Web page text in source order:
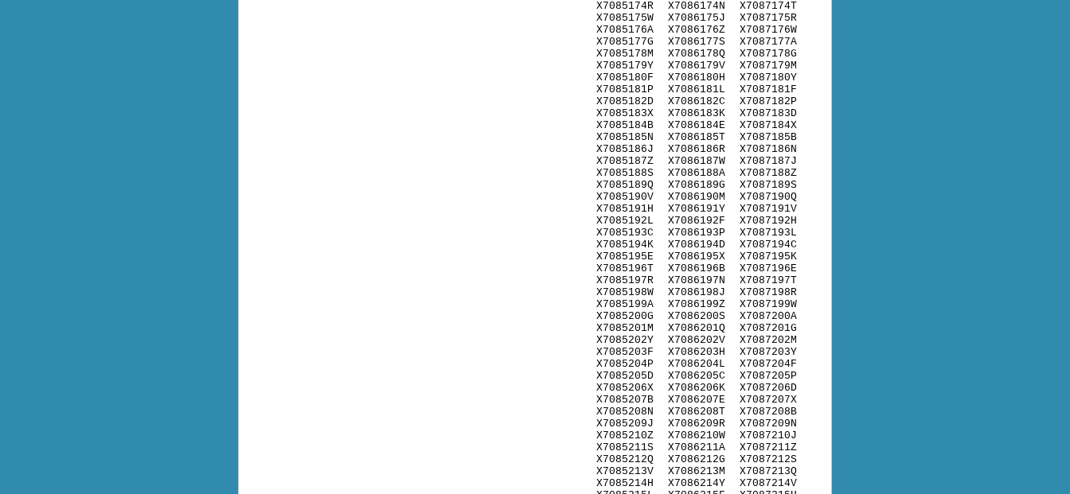
X7085174R
X7085175W
X7085176A
X7085177G
X7085178M
X7085179Y
X7085180F
X7085181P
X7085182D
X7085183X
X7085184B
X7085185N
X7085186J
X7085187Z
X7085188S
X7085189Q
X7085190V
X7085191H
X7085192L
X7085193C
X7085194K
X7085195E
X7085196T
X7085197R
X7085198W
X7085199A
X7085200G
X7085201M
X7085202Y
X7085203F
X7085204P
X7085205D
X7085206X
X7085207B
X7085208N
X7085209J
X7085210Z
X7085211S
X7085212Q
X7085213V
X7085214H
X7086174N
X7086175J
X7086176Z
X7086177S
X7086178Q
X7086179V
X7086180H
X7086181L
X7086182C
X7086183K
X7086184E
X7086185T
X7086186R
X7086187W
X7086188A
X7086189G
X7086190M
X7086191Y
X7086192F
X7086193P
X7086194D
X7086195X
X7086196B
X7086197N
X7086198J
X7086199Z
X7086200S
X7086201Q
X7086202V
X7086203H
X7086204L
X7086205C
X7086206K
X7086207E
X7086208T
X7086209R
X7086210W
X7086211A
X7086212G
X7086213M
X7086214Y
X7087174T
X7087175R
X7087176W
X7087177A
X7087178G
X7087179M
X7087180Y
X7087181F
X7087182P
X7087183D
X7087184X
X7087185B
X7087186N
X7087187J
X7087188Z
X7087189S
X7087190Q
X7087191V
X7087192H
X7087193L
X7087194C
X7087195K
X7087196E
X7087197T
X7087198R
X7087199W
X7087200A
X7087201G
X7087202M
X7087203Y
X7087204F
X7087205P
X7087206D
X7087207X
X7087208B
X7087209N
X7087210J
X7087211Z
X7087212S
X7087213Q
X7087214V